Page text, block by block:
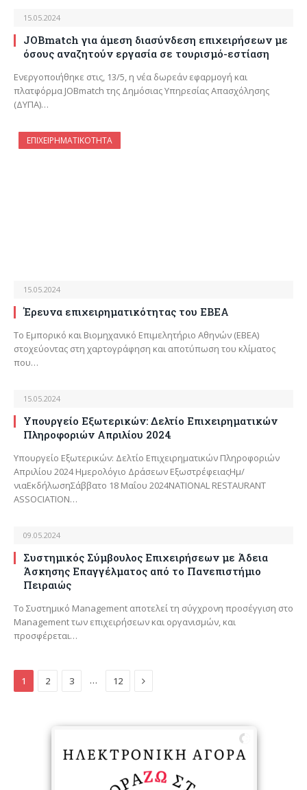
15.05.2024
JOBmatch για άμεση διασύνδεση επιχειρήσεων με
όσους αναζητούν εργασία σε τουρισμό-εστίαση
Ενεργοποιήθηκε στις, 13/5, η νέα δωρεάν εφαρμογή και
πλατφόρμα JOBmatch της Δημόσιας Υπηρεσίας Απασχόλησης
(ΔΥΠΑ)…
ΕΠΙΧΕΙΡΗΜΑΤΙΚΌΤΗΤΑ
15.05.2024
Έρευνα επιχειρηματικότητας του ΕΒΕΑ
Το Εμπορικό και Βιομηχανικό Επιμελητήριο Αθηνών (ΕΒΕΑ)
στοχεύοντας στη χαρτογράφηση και αποτύπωση του κλίματος
που…
15.05.2024
Υπουργείο Εξωτερικών: Δελτίο Επιχειρηματικών
Πληροφοριών Απριλίου 2024
Υπουργείο Εξωτερικών: Δελτίο Επιχειρηματικών Πληροφοριών
Απριλίου 2024 Ημερολόγιο Δράσεων ΕξωστρέφειαςΗμ/
νιαΕκδήλωσηΣάββατο 18 Μαΐου 2024NATIONAL RESTAURANT
ASSOCIATION…
09.05.2024
Συστημικός Σύμβουλος Επιχειρήσεων με Άδεια
Άσκησης Επαγγέλματος από το Πανεπιστήμιο
Πειραιώς
Το Συστημικό Management αποτελεί τη σύγχρονη προσέγγιση στο
Management των επιχειρήσεων και οργανισμών, και
προσφέρεται…
1 2 3 … 12 Next